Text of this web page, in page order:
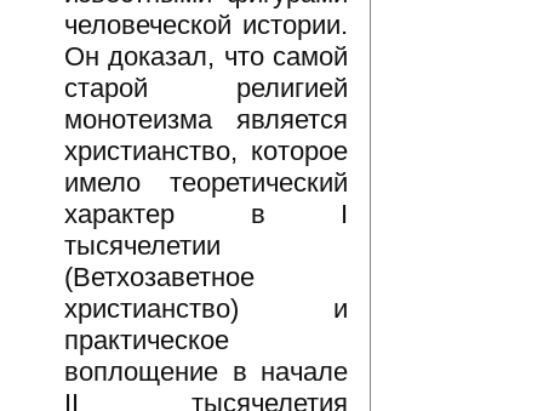
человеческой истории.
Он доказал, что самой
старой религией
монотеизма является
христианство, которое
имело теоретический
характер в I
тысячелетии
(Ветхозаветное
христианство) и
практическое
воплощение в начале
II тысячелетия